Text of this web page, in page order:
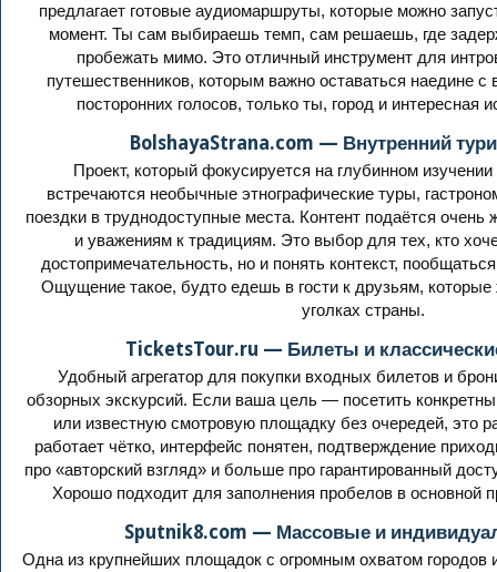
предлагает готовые аудиомаршруты, которые можно
момент. Ты сам выбираешь темп, сам решаешь, где
пробежать мимо. Это отличный инструмент для
путешественников, которым важно оставаться наедине с
посторонних голосов, только ты, город и интересная
BolshayaStrana.com — Внутренний
Проект, который фокусируется на глубинном
встречаются необычные этнографические туры,
поездки в труднодоступные места. Контент подаётся
и уважениям к традициям. Это выбор для тех, кто
достопримечательность, но и понять контекст,
Ощущение такое, будто едешь в гости к друзьям,
уголках страны.
TicketsTour.ru — Билеты и
Удобный агрегатор для покупки входных билетов и
обзорных экскурсий. Если ваша цель — посетить
или известную смотровую площадку без очередей, это
работает чётко, интерфейс понятен, подтверждение
про «авторский взгляд» и больше про гарантированный
Хорошо подходит для заполнения пробелов в основной
Sputnik8.com — Массовые и
Одна из крупнейших площадок с огромным охватом городов